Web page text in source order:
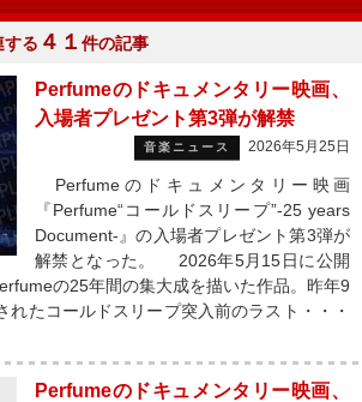
する ４１ 件の記事
Perfumeのドキュメンタリー映画、
入場者プレゼント第3弾が解禁
音楽ニュース 2026年5月25日
Perfumeのドキュメンタリー映画
『Perfume“コールドスリープ”-25 years
Document-』の入場者プレゼント第3弾が
解禁となった。 2026年5月15日に公開
の25年間の集大成を描いた作品。昨年9
れたコールドスリープ突入前のラスト・・・
Perfumeのドキュメンタリー映画、